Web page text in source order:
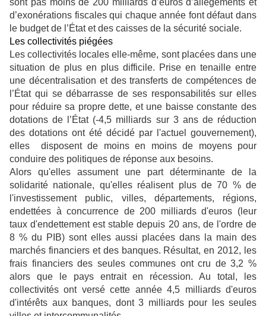
sont pas moins de 200 milliards d’euros d’allègements et
d’exonérations fiscales qui chaque année font défaut dans
le budget de l’État et des caisses de la sécurité sociale.
Les collectivités piégées
Les collectivités locales elle-même, sont placées dans une
situation de plus en plus difficile. Prise en tenaille entre
une décentralisation et des transferts de compétences de
l’État qui se débarrasse de ses responsabilités sur elles
pour réduire sa propre dette, et une baisse constante des
dotations de l’État (-4,5 milliards sur 3 ans de réduction
des dotations ont été décidé par l'actuel gouvernement),
elles disposent de moins en moins de moyens pour
conduire des politiques de réponse aux besoins.
Alors qu'elles assument une part déterminante de la
solidarité nationale, qu'elles réalisent plus de 70 % de
l'investissement public, villes, départements, régions,
endettées à concurrence de 200 milliards d'euros (leur
taux d'endettement est stable depuis 20 ans, de l'ordre de
8 % du PIB) sont elles aussi placées dans la main des
marchés financiers et des banques. Résultat, en 2012, les
frais financiers des seules communes ont cru de 3,2 %
alors que le pays entrait en récession. Au total, les
collectivités ont versé cette année 4,5 milliards d'euros
d'intérêts aux banques, dont 3 milliards pour les seules